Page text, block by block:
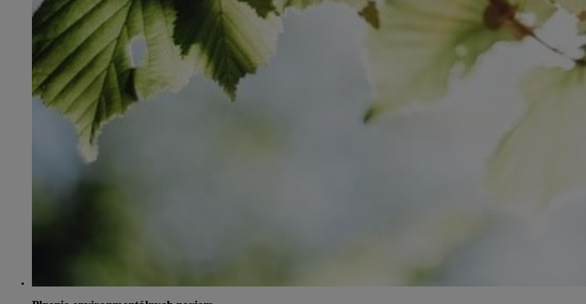
Od22 390 €s DPH
vr. zvýhodnenia1 300 €
a bonusu za výkup800 €
Corolla Sedan